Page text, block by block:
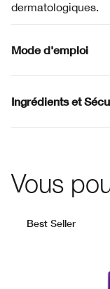
dermatologiques.
Mode d'emploi
Ingrédients et
Vous
Best Seller